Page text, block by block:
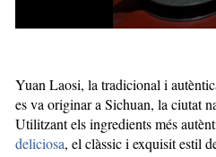
Yuan Laosi, la tradicional i
es va originar a Sichuan, la ciutat
Utilitzant els ingredients més
deliciosa, el clàssic i exquisit estil